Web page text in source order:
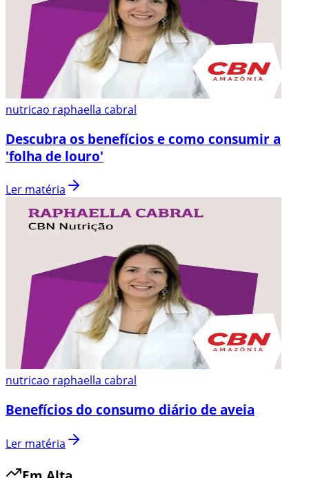
nutricao raphaella cabral
Descubra os benefícios e como consumir a
'folha de louro'
Ler matéria
nutricao raphaella cabral
Benefícios do consumo diário de aveia
Ler matéria